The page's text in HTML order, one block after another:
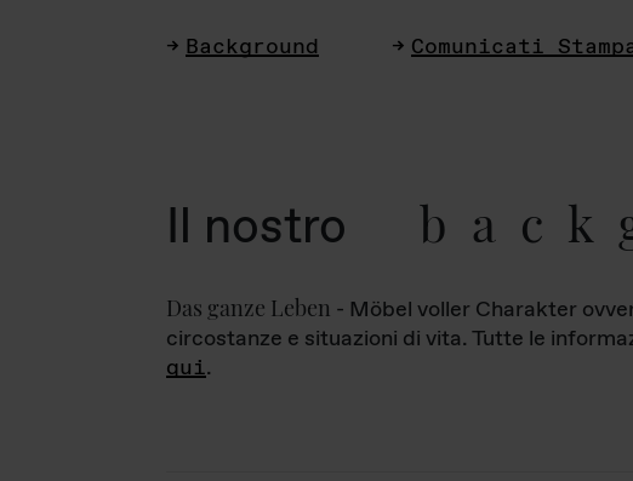
Background Comunicati
Il nostro
Das ganze Leben - Möbel voller Charakter
circostanze e situazioni di vita. Tutte le
qui.